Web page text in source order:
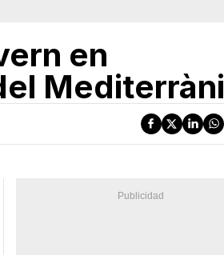
en
Mediterràni